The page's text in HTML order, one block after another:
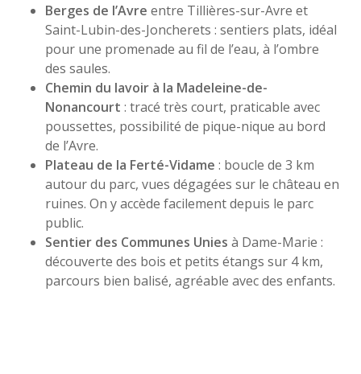
Berges de l’Avre entre Tillières-sur-Avre et
Saint-Lubin-des-Joncherets : sentiers plats, idéal
pour une promenade au fil de l’eau, à l’ombre
des saules.
Chemin du lavoir à la Madeleine-de-
Nonancourt : tracé très court, praticable avec
poussettes, possibilité de pique-nique au bord
de l’Avre.
Plateau de la Ferté-Vidame : boucle de 3 km
autour du parc, vues dégagées sur le château en
ruines. On y accède facilement depuis le parc
public.
Sentier des Communes Unies à Dame-Marie :
découverte des bois et petits étangs sur 4 km,
parcours bien balisé, agréable avec des enfants.